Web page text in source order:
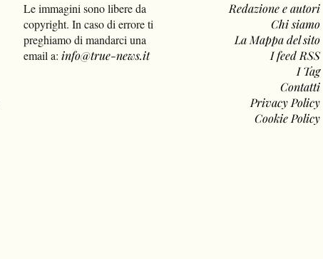
Le immagini sono libere da
copyright. In caso di errore ti
preghiamo di mandarci una
email a: info@true-news.it
Redazione e autori
Chi siamo
La Mappa del sito
I feed RSS
I Tag
Contatti
Privacy Policy
Cookie Policy